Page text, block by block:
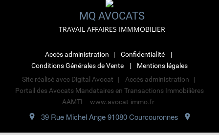
MQ AVOCATS
TRAVAIL AFFAIRES IMMMOBILIER
Accès administration
Confidentialité
Conditions Générales de Vente
Mentions légales
Site réalisé avec Digital Avocat
Accès administration
Portail des Avocats Mandataires en Transactions Immobilières
AAMTI - www.avocat-immo.fr
39 Rue Michel Ange 91080 Courcouronnes